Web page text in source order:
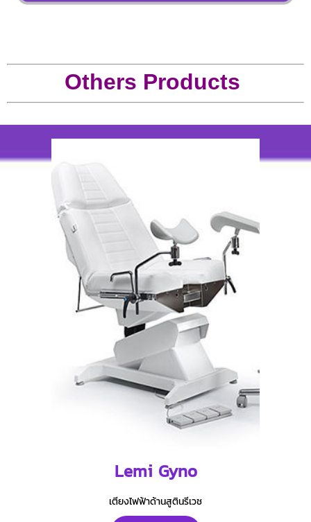
Others Products
Lemi Gyno
เตียงไฟฟ้าด้านสูตินรีเวช